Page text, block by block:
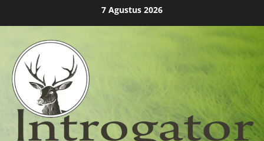
7 Agustus 2026